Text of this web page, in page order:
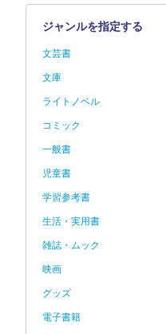
ジャンルを指定する
文芸書
文庫
ライトノベル
コミック
一般書
児童書
学習参考書
生活・実用書
雑誌・ムック
映画
グッズ
電子書籍